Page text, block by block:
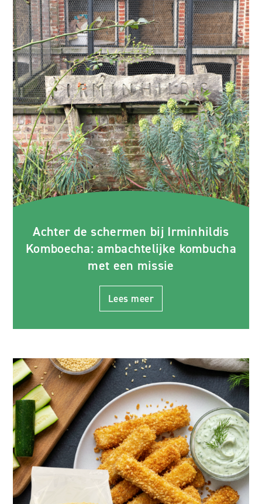
Achter de schermen bij Irminhildis
Komboecha: ambachtelijke kombucha
met een missie
Lees meer